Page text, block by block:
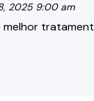
2025 9:00 am
melhor